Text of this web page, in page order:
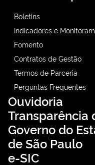
Boletins
Indicadores e
Fomento
Contratos de Gestão
Termos de Parceria
Perguntas Frequentes
Ouvidoria
Transparência
Governo do
de São Paulo
e-SIC